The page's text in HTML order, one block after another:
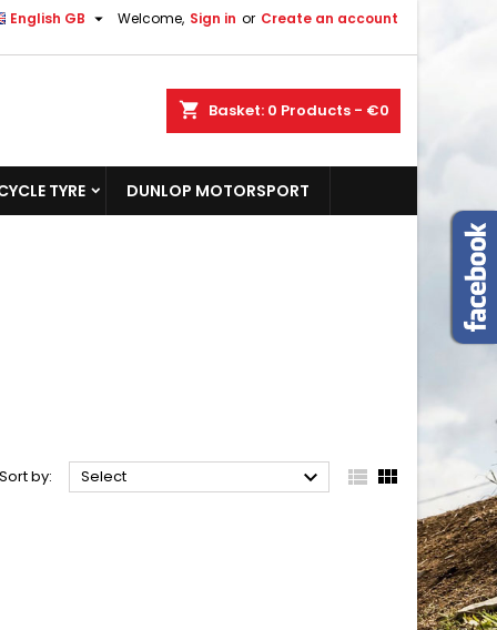
Welcome, Sign in or Create an account
English GB 
shopping_cart Basket: 0 Products - €0
TYRE DUNLOP MOTORSPORT
Sort by: Select   